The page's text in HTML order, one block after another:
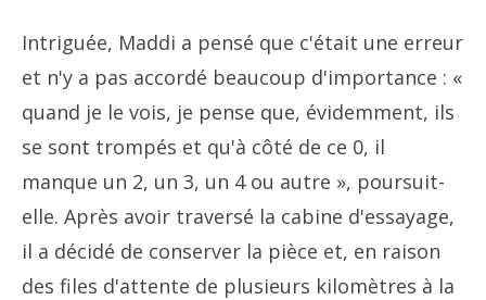
Intriguée, Maddi a pensé que c'était une erreur
et n'y a pas accordé beaucoup d'importance : «
quand je le vois, je pense que, évidemment, ils
se sont trompés et qu'à côté de ce 0, il
manque un 2, un 3, un 4 ou autre », poursuit-
elle. Après avoir traversé la cabine d'essayage,
il a décidé de conserver la pièce et, en raison
des files d'attente de plusieurs kilomètres à la